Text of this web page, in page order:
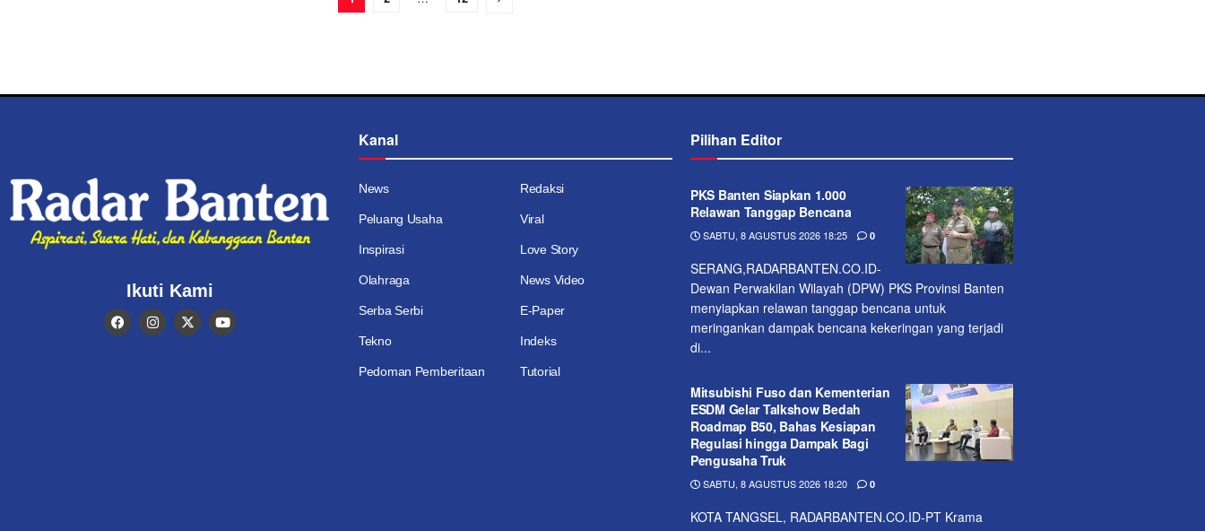
Ikuti Kami
Kanal
News Redaksi
Peluang Usaha Viral
Inspirasi Love Story
Olahraga News Video
Serba Serbi E-Paper
Tekno
Pedoman Pemberitaan
Indeks
Tutorial
Pilihan Editor
PKS Banten Siapkan 1.000
Relawan Tanggap Bencana
SABTU, 8 AGUSTUS 2026 18:25 0
SERANG,RADARBANTEN.CO.ID-
Dewan Perwakilan Wilayah (DPW) PKS Provinsi Banten
menyiapkan relawan tanggap bencana untuk
meringankan dampak bencana kekeringan yang terjadi
di...
Mitsubishi Fuso dan Kementerian
ESDM Gelar Talkshow Bedah
Roadmap B50, Bahas Kesiapan
Regulasi hingga Dampak Bagi
Pengusaha Truk
SABTU, 8 AGUSTUS 2026 18:20 0
KOTA TANGSEL, RADARBANTEN.CO.ID-PT Krama